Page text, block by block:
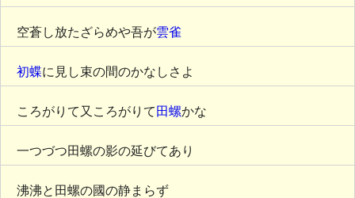
空蒼し放たざらめや吾が雲雀
初蝶に見し束の間のかなしさよ
ころがりて又ころがりて 田螺かな
一つづつ田螺の影の延びてあり
沸沸と田螺の國の静まらず